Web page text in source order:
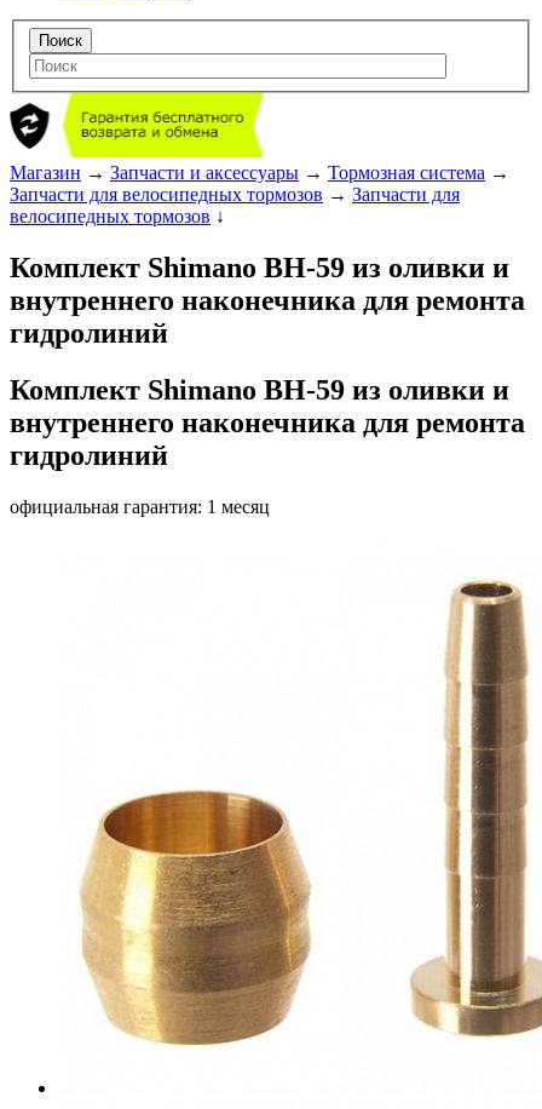
Магазин → Запчасти и аксессуары → Тормозная система →
Запчасти для велосипедных тормозов → Запчасти для
велосипедных тормозов ↓
Комплект Shimano BH-59 из оливки и
внутреннего наконечника для ремонта
гидролиний
Комплект Shimano BH-59 из оливки и
внутреннего наконечника для ремонта
гидролиний
официальная гарантия: 1 месяц